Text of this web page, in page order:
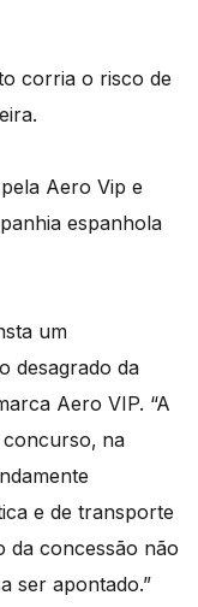
corria o risco de
Aero Vip e
espanhola
um
desagrado da
Aero VIP. “A
na
e de transporte
da concessão não
ser apontado.”